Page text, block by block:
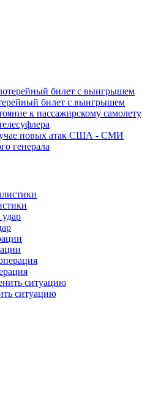
билет с выигрышем
к пассажирскому самолету
новых атак США - СМИ
генерала
ситуацию